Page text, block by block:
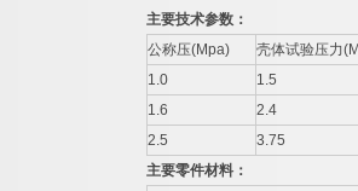
主要技术参数：
公称压(Mpa)
壳体试验压力
1.0
1.5
1.6
2.4
2.5
3.75
主要零件材料：